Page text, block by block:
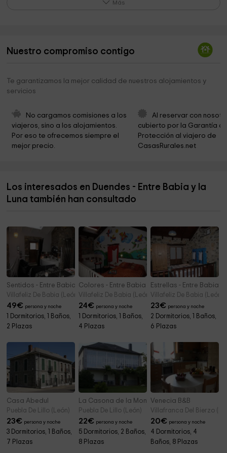
Iglesia de San Martín 3,0 km
Iglesia de San Pelayo
Parroquia de El Salvador de Riolago
Cementerio de Riolago
Puerto de La Cubilla 7,9 km
Parroquia de San Miguel Arcángel de Huergas de
Babia
9,1 km
Más
Nuestro compromiso contigo
Te garantizamos la mejor calidad de nuestros alojamientos y
servicios
No cargamos comisiones a los
viajeros, sino a los alojamientos.
Por eso te ofrecemos siempre el
mejor precio.
Al reservar con
cubierto por la Garantía
Protección al viajero de
CasasRurales.net
Los interesados en Duendes - Entre Babia y la
Luna también han consultado
Sentidos - Entre Babia y la Luna
Villafeliz De Babia (León)
49€ persona y noche
1 Dormitorios, 1 Baños,
2 Plazas
Colores - Entre Babia y la Luna
Villafeliz De Babia (León)
24€ persona y noche
1 Dormitorios, 1 Baños,
4 Plazas
Estrellas - Entre Babia y
Villafeliz De Babia (León)
23€ persona y noche
2 Dormitorios, 1 Baños,
6 Plazas
Casa Abedul
Puebla De Lillo (León)
23€ persona y noche
3 Dormitorios, 1 Baños,
7 Plazas
La Casona de la Montaña
Puebla De Lillo (León)
22€ persona y noche
5 Dormitorios, 2 Baños,
8 Plazas
Venecia B&B
Villafranca Del Bierzo
20€ persona y noche
4 Dormitorios, 4
Baños, 8 Plazas